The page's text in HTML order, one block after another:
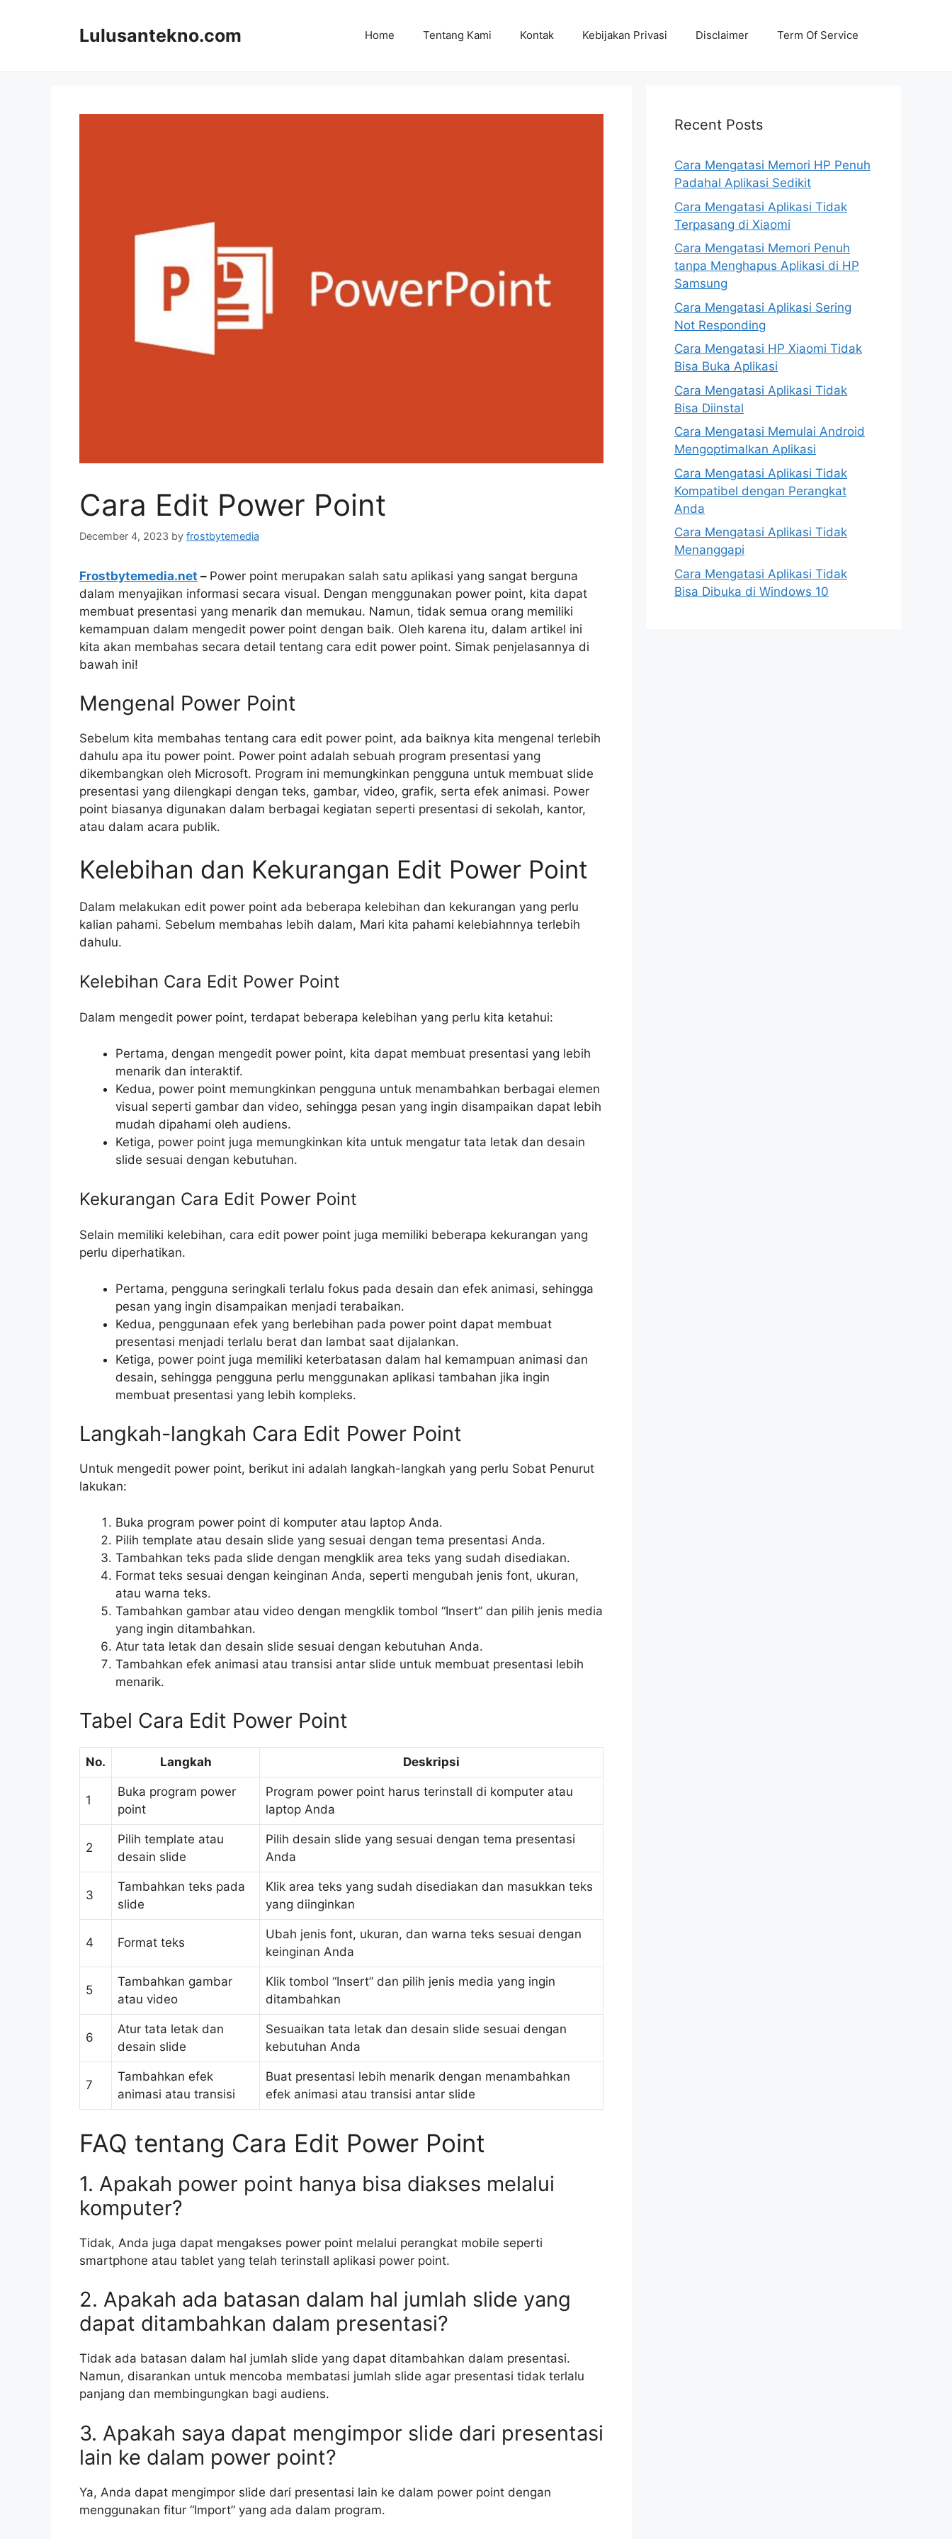
Lulusantekno.com Home Tentang Kami Kontak Kebijakan Privasi Disclaimer Term Of Service
Cara Edit Power Point
December 4, 2023 by frostbytemedia
Frostbytemedia.net – Power point merupakan salah satu aplikasi yang sangat berguna
dalam menyajikan informasi secara visual. Dengan menggunakan power point, kita dapat
membuat presentasi yang menarik dan memukau. Namun, tidak semua orang memiliki
kemampuan dalam mengedit power point dengan baik. Oleh karena itu, dalam artikel ini
kita akan membahas secara detail tentang cara edit power point. Simak penjelasannya di
bawah ini!
Mengenal Power Point
Sebelum kita membahas tentang cara edit power point, ada baiknya kita mengenal terlebih
dahulu apa itu power point. Power point adalah sebuah program presentasi yang
dikembangkan oleh Microsoft. Program ini memungkinkan pengguna untuk membuat slide
presentasi yang dilengkapi dengan teks, gambar, video, grafik, serta efek animasi. Power
point biasanya digunakan dalam berbagai kegiatan seperti presentasi di sekolah, kantor,
atau dalam acara publik.
Kelebihan dan Kekurangan Edit Power Point
Dalam melakukan edit power point ada beberapa kelebihan dan kekurangan yang perlu
kalian pahami. Sebelum membahas lebih dalam, Mari kita pahami kelebiahnnya terlebih
dahulu.
Kelebihan Cara Edit Power Point
Dalam mengedit power point, terdapat beberapa kelebihan yang perlu kita ketahui:
Pertama, dengan mengedit power point, kita dapat membuat presentasi yang lebih
menarik dan interaktif.
Kedua, power point memungkinkan pengguna untuk menambahkan berbagai elemen
visual seperti gambar dan video, sehingga pesan yang ingin disampaikan dapat lebih
mudah dipahami oleh audiens.
Ketiga, power point juga memungkinkan kita untuk mengatur tata letak dan desain
slide sesuai dengan kebutuhan.
Kekurangan Cara Edit Power Point
Selain memiliki kelebihan, cara edit power point juga memiliki beberapa kekurangan yang
perlu diperhatikan.
Pertama, pengguna seringkali terlalu fokus pada desain dan efek animasi, sehingga
pesan yang ingin disampaikan menjadi terabaikan.
Kedua, penggunaan efek yang berlebihan pada power point dapat membuat
presentasi menjadi terlalu berat dan lambat saat dijalankan.
Ketiga, power point juga memiliki keterbatasan dalam hal kemampuan animasi dan
desain, sehingga pengguna perlu menggunakan aplikasi tambahan jika ingin
membuat presentasi yang lebih kompleks.
Langkah-langkah Cara Edit Power Point
Untuk mengedit power point, berikut ini adalah langkah-langkah yang perlu Sobat Penurut
lakukan:
Buka program power point di komputer atau laptop Anda.
Pilih template atau desain slide yang sesuai dengan tema presentasi Anda.
Tambahkan teks pada slide dengan mengklik area teks yang sudah disediakan.
Format teks sesuai dengan keinginan Anda, seperti mengubah jenis font, ukuran,
atau warna teks.
Tambahkan gambar atau video dengan mengklik tombol “Insert” dan pilih jenis media
yang ingin ditambahkan.
Atur tata letak dan desain slide sesuai dengan kebutuhan Anda.
Tambahkan efek animasi atau transisi antar slide untuk membuat presentasi lebih
menarik.
Tabel Cara Edit Power Point
No. Langkah Deskripsi
1
Buka program power
point
Program power point harus terinstall di komputer atau
laptop Anda
2
Pilih template atau
desain slide
Pilih desain slide yang sesuai dengan tema presentasi
Anda
3
Tambahkan teks pada
slide
Klik area teks yang sudah disediakan dan masukkan teks
yang diinginkan
4 Format teks
Ubah jenis font, ukuran, dan warna teks sesuai dengan
keinginan Anda
5
Tambahkan gambar
atau video
Klik tombol “Insert” dan pilih jenis media yang ingin
ditambahkan
6
Atur tata letak dan
desain slide
Sesuaikan tata letak dan desain slide sesuai dengan
kebutuhan Anda
7
Tambahkan efek
animasi atau transisi
Buat presentasi lebih menarik dengan menambahkan
efek animasi atau transisi antar slide
FAQ tentang Cara Edit Power Point
1. Apakah power point hanya bisa diakses melalui
komputer?
Tidak, Anda juga dapat mengakses power point melalui perangkat mobile seperti
smartphone atau tablet yang telah terinstall aplikasi power point.
2. Apakah ada batasan dalam hal jumlah slide yang
dapat ditambahkan dalam presentasi?
Tidak ada batasan dalam hal jumlah slide yang dapat ditambahkan dalam presentasi.
Namun, disarankan untuk mencoba membatasi jumlah slide agar presentasi tidak terlalu
panjang dan membingungkan bagi audiens.
3. Apakah saya dapat mengimpor slide dari presentasi
lain ke dalam power point?
Ya, Anda dapat mengimpor slide dari presentasi lain ke dalam power point dengan
menggunakan fitur “Import” yang ada dalam program.
Recent Posts
Cara Mengatasi Memori HP Penuh
Padahal Aplikasi Sedikit
Cara Mengatasi Aplikasi Tidak
Terpasang di Xiaomi
Cara Mengatasi Memori Penuh
tanpa Menghapus Aplikasi di HP
Samsung
Cara Mengatasi Aplikasi Sering
Not Responding
Cara Mengatasi HP Xiaomi Tidak
Bisa Buka Aplikasi
Cara Mengatasi Aplikasi Tidak
Bisa Diinstal
Cara Mengatasi Memulai Android
Mengoptimalkan Aplikasi
Cara Mengatasi Aplikasi Tidak
Kompatibel dengan Perangkat
Anda
Cara Mengatasi Aplikasi Tidak
Menanggapi
Cara Mengatasi Aplikasi Tidak
Bisa Dibuka di Windows 10